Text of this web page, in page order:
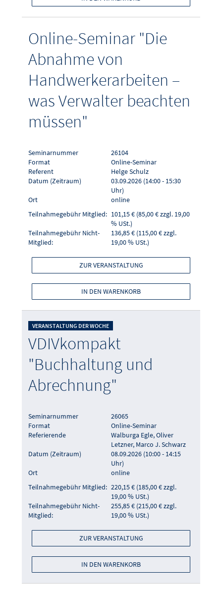
Online-Seminar "Die
Abnahme von
Handwerkerarbeiten –
was Verwalter beachten
müssen"
Seminarnummer
26104
Format
Online-Seminar
Referent
Helge Schulz
Datum (Zeitraum)
03.09.2026 (14:00 - 15:30
Uhr)
Ort
online
Teilnahmegebühr Mitglied: 101,15 € (85,00 € zzgl. 19,00
% USt.)
Teilnahmegebühr Nicht-
Mitglied:
136,85 € (115,00 € zzgl.
19,00 % USt.)
ZUR VERANSTALTUNG
IN DEN WARENKORB
VERANSTALTUNG DER WOCHE
VDIVkompakt
"Buchhaltung und
Abrechnung"
Seminarnummer
26065
Format
Online-Seminar
Referierende
Walburga Egle, Oliver
Letzner, Marco J. Schwarz
Datum (Zeitraum)
08.09.2026 (10:00 - 14:15
Uhr)
Ort
online
Teilnahmegebühr Mitglied: 220,15 € (185,00 € zzgl.
19,00 % USt.)
Teilnahmegebühr Nicht-
Mitglied:
255,85 € (215,00 € zzgl.
19,00 % USt.)
ZUR VERANSTALTUNG
IN DEN WARENKORB